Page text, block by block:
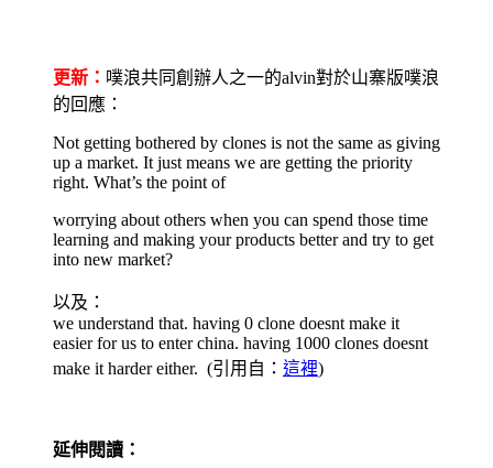
更新： 噗浪共同創辦人之一的alvin對於山寨版噗浪
的回應：
Not getting bothered by clones is not the same as giving
up a market. It just means we are getting the priority
right. What’s the point of
worrying about others when you can spend those time
learning and making your products better and try to get
into new market?
以及：
we understand that. having 0 clone doesnt make it
easier for us to enter china. having 1000 clones doesnt
make it harder either. (引用自： 這裡)
延伸閱讀：